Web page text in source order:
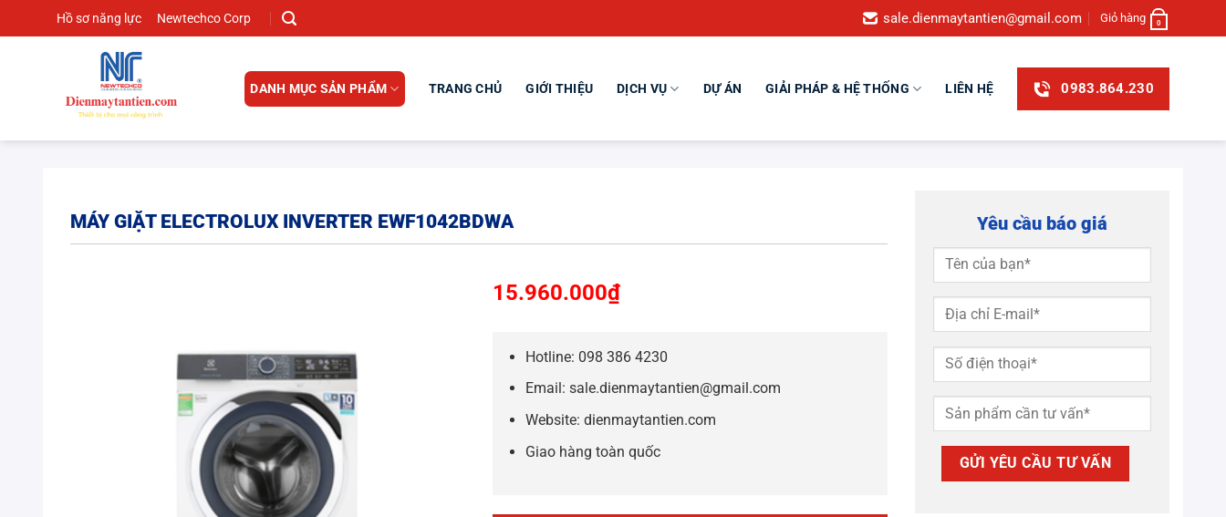
đến
Hồ sơ năng lực Newtechco Corp sale.dienmaytantien@gmail.com Giỏ hàng 0
DANH MỤC SẢN PHẨM TRANG CHỦ GIỚI THIỆU DỊCH VỤ DỰ ÁN GIẢI PHÁP & HỆ THỐNG LIÊN HỆ 0983.864.230
MÁY GIẶT ELECTROLUX INVERTER EWF1042BDWA
15.960.000₫
Hotline: 098 386 4230
Email: sale.dienmaytantien@gmail.com
Website: dienmaytantien.com
Giao hàng toàn quốc
Yêu cầu báo giá